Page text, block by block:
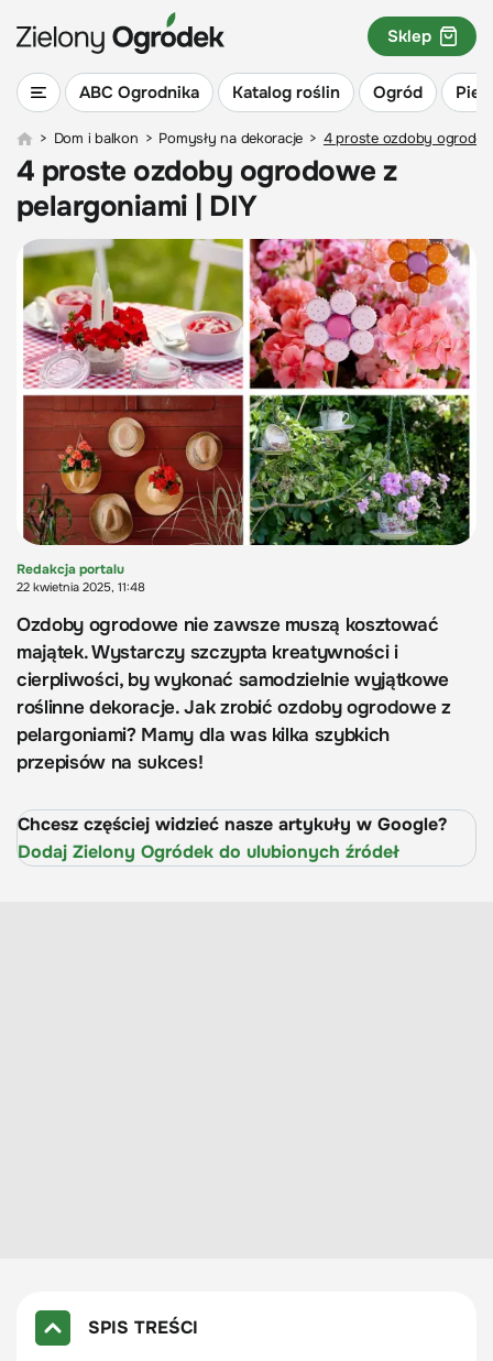
ABC Ogrodnika Katalog roślin Ogród
Sklep
> Dom i balkon > Pomysły na dekoracje > 4 proste ozdoby
4 proste ozdoby ogrodowe z
pelargoniami | DIY
Redakcja portalu
22 kwietnia 2025, 11:48
Ozdoby ogrodowe nie zawsze muszą kosztować
majątek. Wystarczy szczypta kreatywności i
cierpliwości, by wykonać samodzielnie wyjątkowe
roślinne dekoracje. Jak zrobić ozdoby ogrodowe z
pelargoniami? Mamy dla was kilka szybkich
przepisów na sukces!
Chcesz częściej widzieć nasze artykuły w Google?
Dodaj Zielony Ogródek do ulubionych źródeł
SPIS TREŚCI